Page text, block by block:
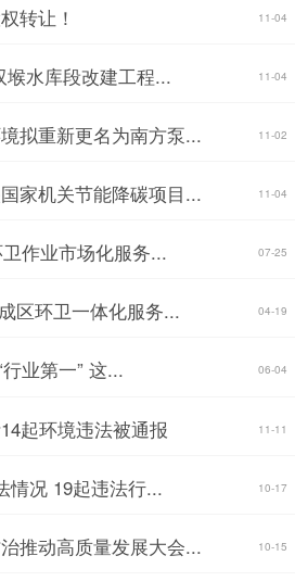
转让！ 11-04
堠水库段改建工程... 11-04
拟重新更名为南方泵... 11-02
家机关节能降碳项目... 11-04
作业市场化服务... 07-25
区环卫一体化服务... 04-19
业第一” 这... 06-04
起环境违法被通报 11-11
情况 19起违法行... 10-17
推动高质量发展大会... 10-15